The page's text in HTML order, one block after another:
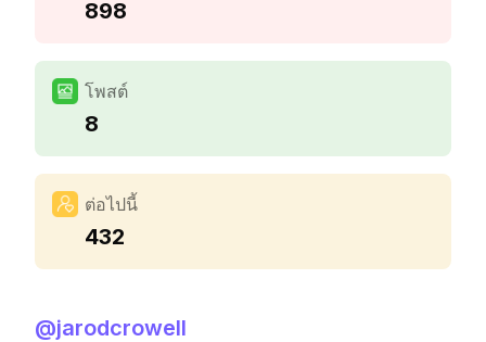
898
โพสต์
8
ต่อไปนี้
432
@jarodcrowell